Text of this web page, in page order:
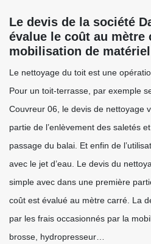
Le devis de la société
évalue le coût au mètre
mobilisation de matériel
Le nettoyage du toit est une
Pour un toit-terrasse, par exemple
Couvreur 06, le devis de nettoyage
partie de l’enlèvement des saletés
passage du balai. Et enfin de
avec le jet d’eau. Le devis du
simple avec dans une première
coût est évalué au mètre carré. La
par les frais occasionnés par la
brosse, hydropresseur…